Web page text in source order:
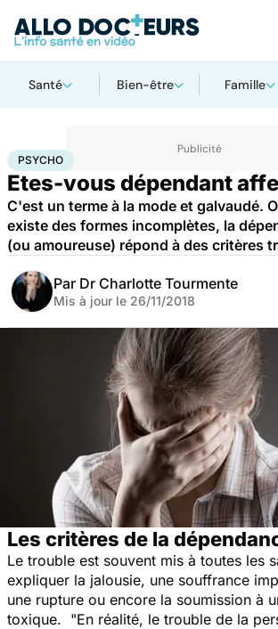
Santé Bien-être Famille
AccueilBien-être
PSYCHO
Etes-vous dépendant
C'est un terme à la mode et galvaudé.
existe des formes incomplètes, la
(ou amoureuse) répond à des critères
Par Dr Charlotte Tourmente
Mis à jour le 26/11/2018
Les critères de la
Le trouble est souvent mis à toutes les
expliquer la jalousie, une souffrance
une rupture ou encore la soumission à
toxique. "En réalité, le trouble de la